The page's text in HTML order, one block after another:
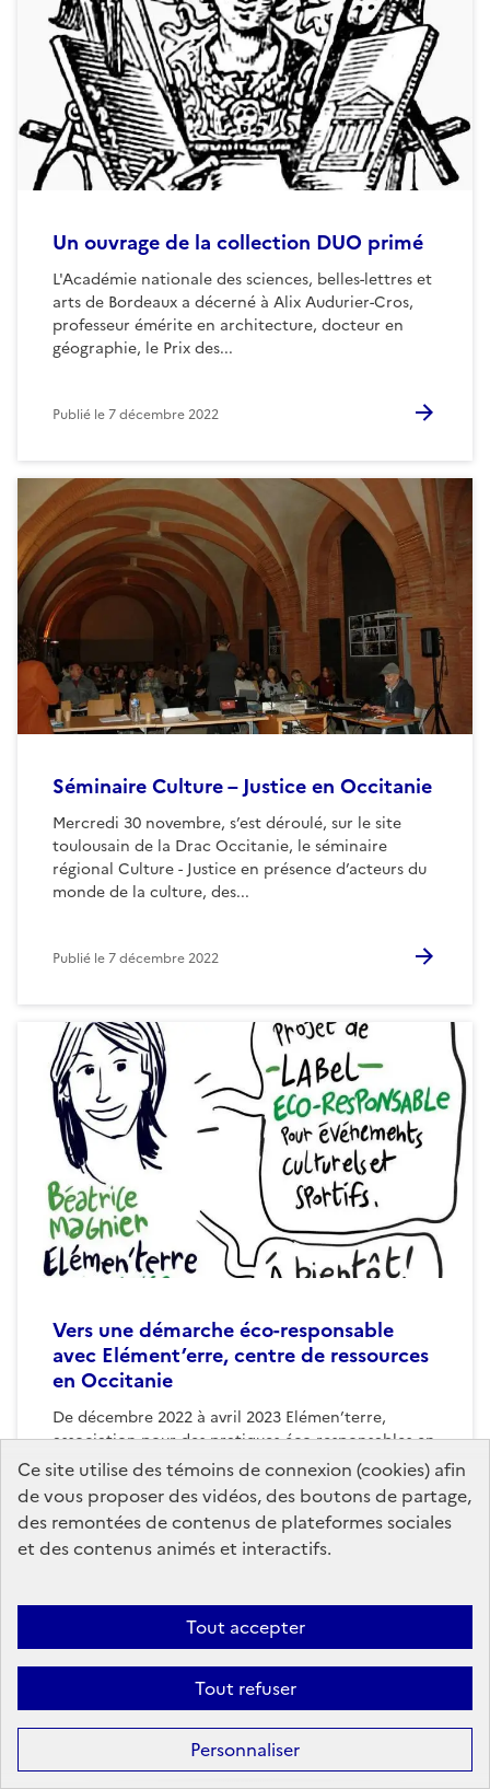
Ce site utilise des témoins de connexion (cookies) afin
de vous proposer des vidéos, des boutons de partage,
des remontées de contenus de plateformes sociales
et des contenus animés et interactifs.
Tout accepter
Tout refuser
Personnaliser
Un ouvrage de la collection DUO primé
L'Académie nationale des sciences, belles-lettres et
arts de Bordeaux a décerné à Alix Audurier-Cros,
professeur émérite en architecture, docteur en
géographie, le Prix des...
Publié le7 décembre 2022
Séminaire Culture – Justice en Occitanie
Mercredi 30 novembre, s’est déroulé, sur le site
toulousain de la Drac Occitanie, le séminaire
régional Culture - Justice en présence d’acteurs du
monde de la culture, des...
Publié le7 décembre 2022
Vers une démarche éco-responsable
avec Elément’erre, centre de ressources
en Occitanie
De décembre 2022 à avril 2023 Elémen’terre,
association pour des pratiques éco responsables en
Occitanie, propose aux structures culturelles des
webinaires sur des sujets qui...
Publié le2 décembre 2022